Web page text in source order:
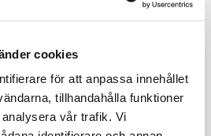
cookies
för att anpassa innehållet
tillhandahålla funktioner
vår trafik. Vi